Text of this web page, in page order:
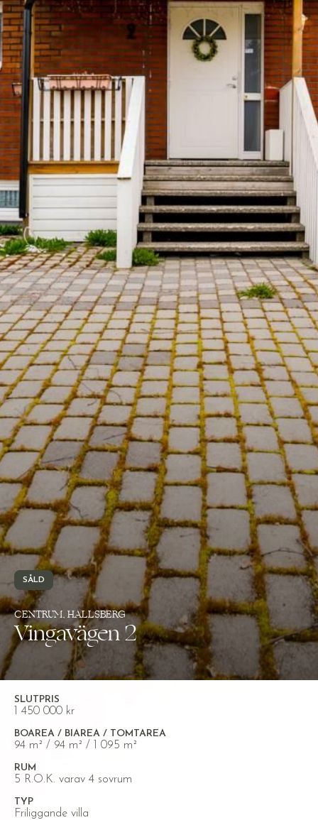
SÅLD
CENTRUM, HALLSBERG
Vingavägen 2
SLUTPRIS
1 450 000 kr
BOAREA / BIAREA / TOMTAREA
94 m² / 94 m² / 1 095 m²
RUM
5 R.O.K. varav 4 sovrum
TYP
Friliggande villa